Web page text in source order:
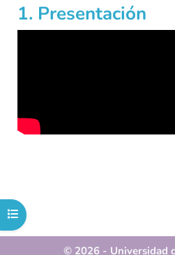
Abrir índice del curso
1. Presentación
© 2026 - Universidad